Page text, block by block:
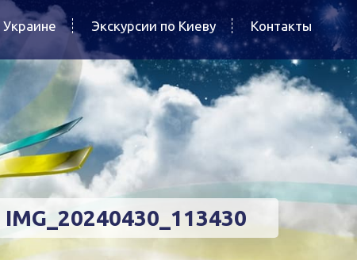
Экскурсии по Киеву Контакты
IMG_20240430_113430